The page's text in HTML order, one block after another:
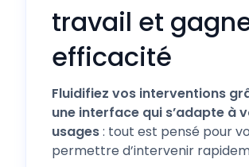
travail et
efficacité
Fluidifiez vos interventions
une interface qui s’adapte à
usages: tout est pensé pour
permettre d’intervenir